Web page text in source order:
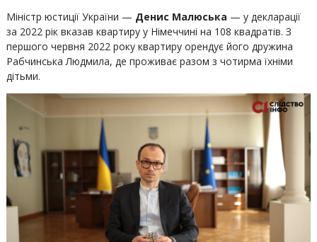
Міністр юстиції України — Денис Малюська — у декларації
за 2022 рік вказав квартиру у Німеччині на 108 квадратів. З
першого червня 2022 року квартиру орендує його дружина
Рабчинська Людмила, де проживає разом з чотирма їхніми
дітьми.